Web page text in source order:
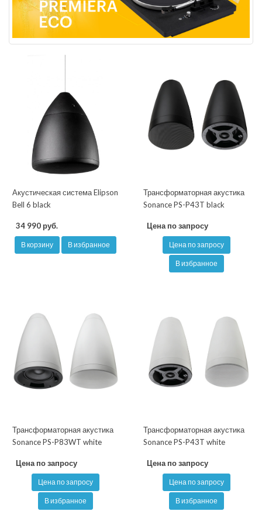
Акустическая система Elipson
Bell 6 black
34 990 руб.
В корзину В избранное
Трансформаторная акустика
Sonance PS-P43T black
Цена по запросу
Цена по запросу
В избранное
Трансформаторная акустика
Sonance PS-P83WT white
Цена по запросу
Цена по запросу
В избранное
Трансформаторная акустика
Sonance PS-P43T white
Цена по запросу
Цена по запросу
В избранное